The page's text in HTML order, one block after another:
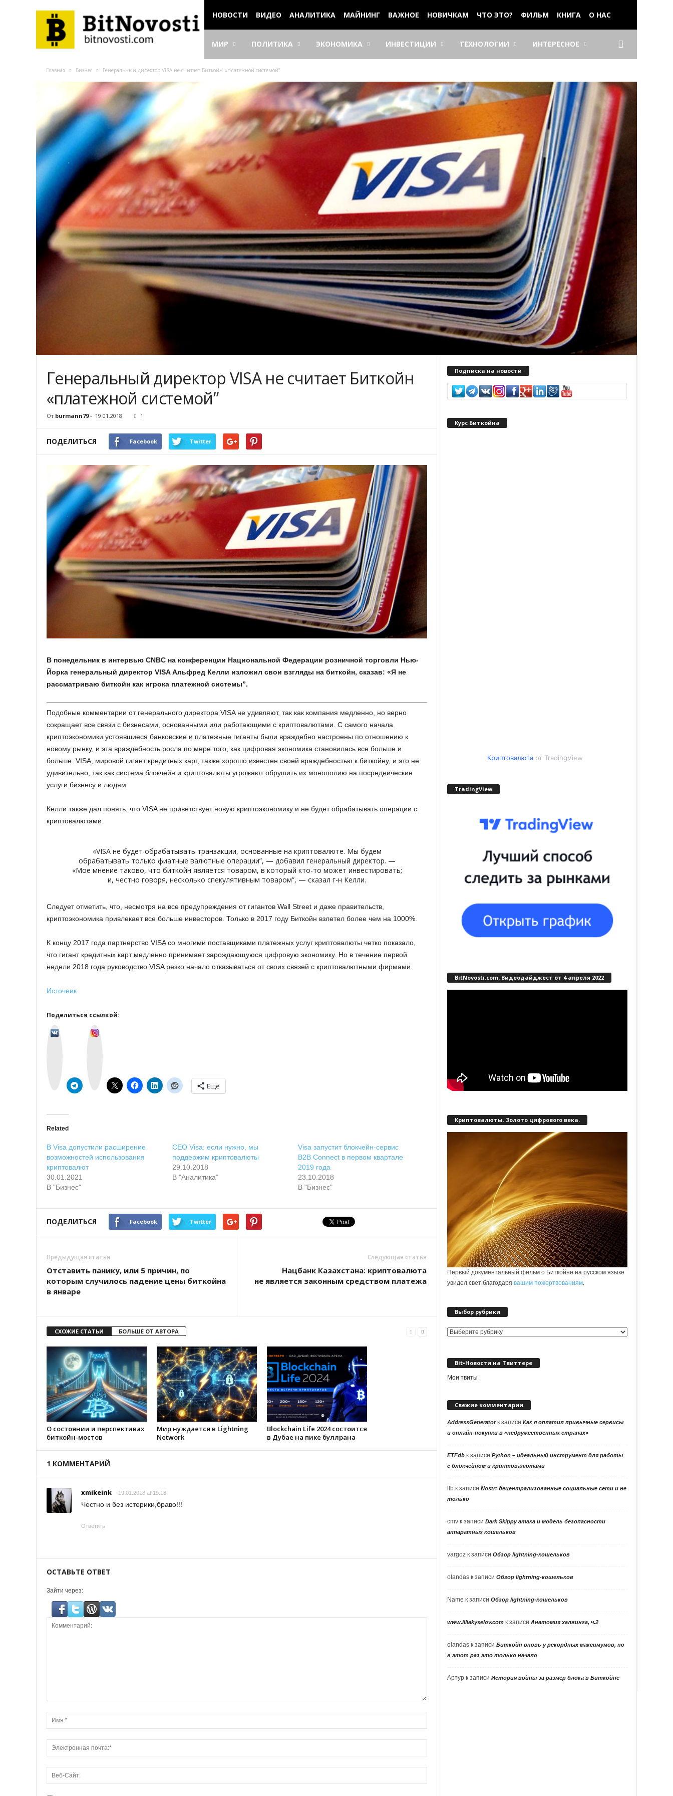
НОВОСТИ ВИДЕО АНАЛИТИКА МАЙНИНГ ВАЖНОЕ НОВИЧКАМ ЧТО ЭТО? ФИЛЬМ КНИГА О НАС
МИР ПОЛИТИКА ЭКОНОМИКА ИНВЕСТИЦИИ ТЕХНОЛОГИИ ИНТЕРЕСНОЕ
Главная Бизнес Генеральный директор VISA не считает Биткойн «платежной системой”
Генеральный директор VISA не считает Биткойн
«платежной системой”
От burmann79- 19.01.2018 1
ПОДЕЛИТЬСЯ Facebook Twitter
В понедельник в интервью CNBC на конференции Национальной Федерации розничной торговли Нью-
Йорка генеральный директор VISA Альфред Келли изложил свои взгляды на биткойн, сказав: «Я не
рассматриваю биткойн как игрока платежной системы”.
Подобные комментарии от генерального директора VISA не удивляют, так как компания медленно, но верно
сокращает все связи с бизнесами, основанными или работающими с криптовалютами. С самого начала
криптоэкономики устоявшиеся банковские и платежные гиганты были враждебно настроены по отношению к
новому рынку, и эта враждебность росла по мере того, как цифровая экономика становилась все больше и
больше. VISA, мировой гигант кредитных карт, также хорошо известен своей враждебностью к биткойну, и это не
удивительно, так как система блокчейн и криптовалюты угрожают обрушить их монополию на посреднические
услуги бизнесу и людям.
Келли также дал понять, что VISA не приветствует новую криптоэкономику и не будет обрабатывать операции с
криптовалютами.
«VISA не будет обрабатывать транзакции, основанные на криптовалюте. Мы будем
обрабатывать только фиатные валютные операции”, — добавил генеральный директор. —
«Мое мнение таково, что биткойн является товаром, в который кто-то может инвестировать;
и, честно говоря, несколько спекулятивным товаром”, — сказал г-н Келли.
Следует отметить, что, несмотря на все предупреждения от гигантов Wall Street и даже правительств,
криптоэкономика привлекает все больше инвесторов. Только в 2017 году Биткойн взлетел более чем на 1000%.
К концу 2017 года партнерство VISA со многими поставщиками платежных услуг криптовалюты четко показало,
что гигант кредитных карт медленно принимает зарождающуюся цифровую экономику. Но в течение первой
недели 2018 года руководство VISA резко начало отказываться от своих связей с криптовалютными фирмами.
Источник
Поделиться ссылкой:
Ещё
Related
В Visa допустили расширение
возможностей использования
криптовалют
30.01.2021
В "Бизнес"
CEO Visa: если нужно, мы
поддержим криптовалюты
29.10.2018
В "Аналитика"
Visa запустит блокчейн-сервис
B2B Connect в первом квартале
2019 года
23.10.2018
В "Бизнес"
ПОДЕЛИТЬСЯ Facebook Twitter
Предыдущая статья
Отставить панику, или 5 причин, по
которым случилось падение цены биткойна
в январе
Следующая статья
Нацбанк Казахстана: криптовалюта
не является законным средством платежа
СХОЖИЕ СТАТЬИ БОЛЬШЕ ОТ АВТОРА
О состоянии и перспективах
биткойн-мостов
Мир нуждается в Lightning
Network
Blockchain Life 2024 состоится
в Дубае на пике буллрана
1 КОММЕНТАРИЙ
xmikeink 19.01.2018 at 19:13
Честно и без истерики,браво!!!
Ответить
ОСТАВЬТЕ ОТВЕТ
Зайти через:
Подписка на новости
Курс Биткойна
Криптовалютаот TradingView
TradingView
BitNovosti.com: Видеодайджест от 4 апреля 2022
Криптовалюты. Золото цифрового века.
Первый документальный фильм о Биткойне на русском языке
увидел свет благодарявашим пожертвованиям.
Выбор рубрики
Выбор
Bit•Новости на Твиттере
Мои твиты
Свежие комментарии
AddressGeneratorк записиКак я оплатил привычные сервисы
и онлайн-покупки в «недружественных странах»
ETFdb к записиPython – идеальный инструмент для работы
с блокчейном и криптовалютами
llb к записиNostr: децентрализованные социальные сети и не
только
cmv к записиDark Skippy атака и модель безопасности
аппаратных кошельков
vargoz к записиОбзор lightning-кошельков
olandas к записиОбзор lightning-кошельков
Name к записиОбзор lightning-кошельков
www.illiakyselov.com к записиАнатомия халвинга, ч.2
olandas к записиБиткойн вновь у рекордных максимумов, но
в этот раз это только начало
Артур к записиИстория войны за размер блока в Биткойне